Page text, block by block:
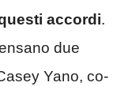
accordi.
due
Yano, co-